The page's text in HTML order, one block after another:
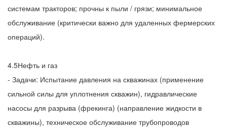
системам тракторов; прочны к пыли / грязи; минимальное
обслуживание (критически важно для удаленных фермерских
операций).
4.5Нефть и газ
- Задачи: Испытание давления на скважинах (применение
сильной силы для уплотнения скважин), гидравлические
насосы для разрыва (фрекинга) (направление жидкости в
скважины), техническое обслуживание трубопроводов